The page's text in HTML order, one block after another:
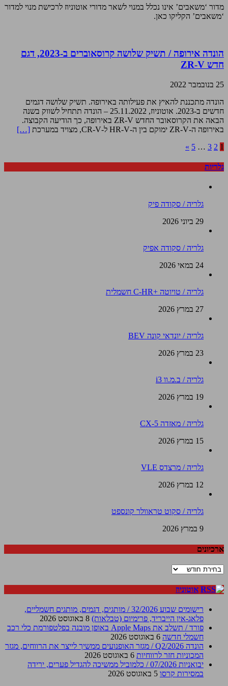
מדור ‘משאבים’ אינו נכלל במנוי לשאר מדורי אוטוניוז לרכישת מנוי למדור
‘משאבים’ הקליקו כאן.
הונדה אירופה / תשיק שלושה קרוסאוברים ב-2023, דגם
חדש ZR-V
25 בנובמבר 2022
הונדה מתכננת להאיץ את פעילותה באירופה. תשיק שלושה דגמים
חדשים ב-2023. אוטוניוז, 25.11.2022 – הונדה תתחיל לשווק בשנה
הבאה את הקרוסאובר החדש ZR-V באירופה, כך הודיעה הקבוצה.
באירופה ה-ZR-V ימוקם בין ה-HR-V ל-CR-V, מצויד במערכת
[…]
1
2
3
…
5
»
גלריות
גלריה / סקודה פיק
29 ביוני 2026
גלריה / סקודה אפיק
24 במאי 2026
גלריה / טויוטה +C-HR חשמלית
27 במרץ 2026
גלריה / יונדאי קונה BEV
23 במרץ 2026
גלריה / ב.מ.וו i3
19 במרץ 2026
גלריה / מאזדה CX-5
15 במרץ 2026
גלריה / מרצדס VLE
12 במרץ 2026
גלריה / סקוט טראוולר קונספט
9 במרץ 2026
ארכיונים
ארכיונים
אוטוניוז
רישומים שבוע 32/2026 / מותגים, דגמים, מותגים חשמליים,
פלאג-אין הייבריד, פרימיום (טבלאות) 8 באוגוסט 2026
פורד / תשלב את Apple Maps באופן מובנה בפלטפורמת כלי רכב
חשמלי חדשה 6 באוגוסט 2026
הונדה Q2/2026 / מגזר האופנועים ממשיך לייצר את הרווחים, מגזר
המכוניות חזר לרווחיות 6 באוגוסט 2026
יבואניות 07/2026 / כלמוביל ממשיכה להגדיל פערים, ירידה
במסירות קרסו 5 באוגוסט 2026